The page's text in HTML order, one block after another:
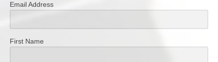
Email Address
First Name